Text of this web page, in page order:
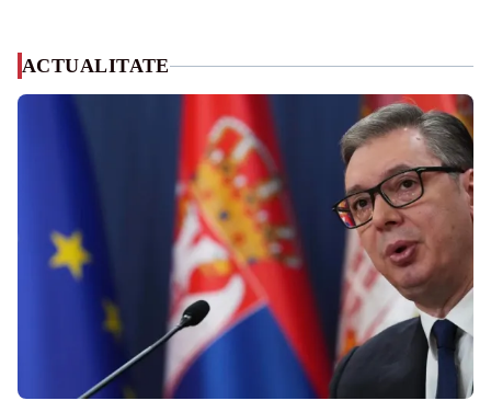
ACTUALITATE